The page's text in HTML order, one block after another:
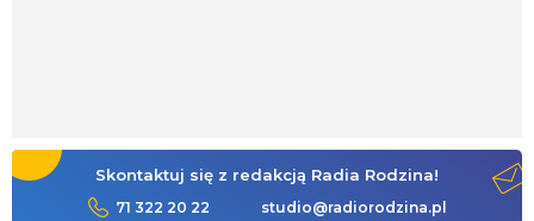
Skontaktuj się z redakcją Radia Rodzina!
71 322 20 22 studio@radiorodzina.pl